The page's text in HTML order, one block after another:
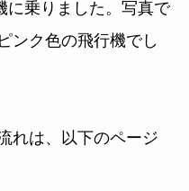
に乗りました。写真で
ンク色の飛行機でし
れは、以下のページ